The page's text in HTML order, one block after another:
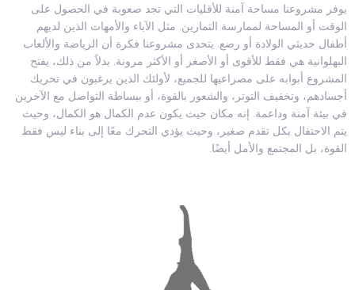
يوفر مشروعنا مساحة آمنة للأقليات التي تجد صعوبة في الحصول على
الوقت أو المساحة لممارسة التمارين. مثل الآباء والأمهات الذين لديهم
أطفال حديثي الولادة أو رضع. يتحدى مشروعنا فكرة أن الرياضة والألعاب
البهلوانية هي فقط للأقوى أو الأصغر أو الأكثر مرونة. بدلاً من ذلك، يفتح
المشروع أبوابه على مصراعيها للجميع، لأولئك الذين يرغبون في تحريك
أجسادهم، وتخفيف التوتر، والشعور بالقوة، أو ببساطة التواصل مع الآخرين
في بيئة آمنة وداعمة. إنه مكان حيث يكون عدم الكمال هو الكمال، وحيث
يتم الاحتفال بكل تقدم صغير، وحيث يؤدي التحرك معًا إلى بناء ليس فقط
القوة، بل المجتمع والأمل أيضًا.